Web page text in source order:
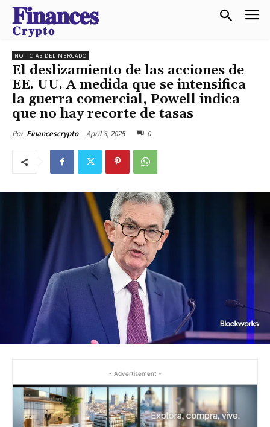
𝐅𝐢𝐧𝐚𝐧𝐜𝐞𝐬
𝐂𝐫𝐲𝐩𝐭𝐨
NOTICIAS DEL MERCADO
El deslizamiento de las acciones de
EE. UU. A medida que se intensifica
la guerra comercial, Powell indica
que no hay recorte de tasas
Por Financescrypto April 8, 2025 0
- Advertisement -